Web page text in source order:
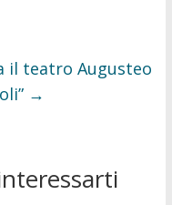
il teatro Augusteo
→